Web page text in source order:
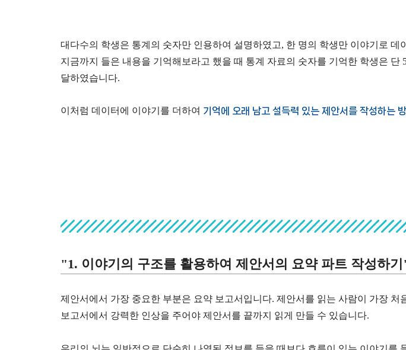
대다수의 학생은 통계의 숫자만 인용하여 설명하였고, 한 명의 학생만 이야기로 데
지금까지 들은 내용을 기억해보라고 했을 때 통계 자료의 숫자를 기억한 학생은 단
달하였습니다.
이처럼 데이터에 이야기를 더하여 기억에 오래 남고 설득력 있는 제안서를 작성하는
"1. 이야기의 구조를 활용하여 제안서의 요약 파트 작성하
제안서에서 가장 중요한 부분은 요약 보고서입니다. 제안서를 읽는 사람이 가장 처
보고서에서 강력한 인상을 주어야 제안서를 끝까지 읽게 만들 수 있습니다.